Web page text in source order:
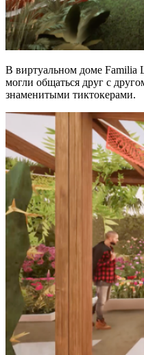
В виртуальном доме Familia
могли общаться друг с
знаменитыми тиктокерами.